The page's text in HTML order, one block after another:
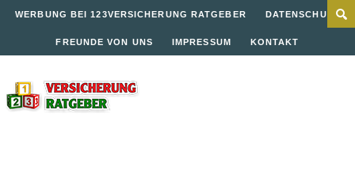
WERBUNG BEI 123VERSICHERUNG RATGEBER DATENSCHUTZ
FREUNDE VON UNS IMPRESSUM KONTAKT